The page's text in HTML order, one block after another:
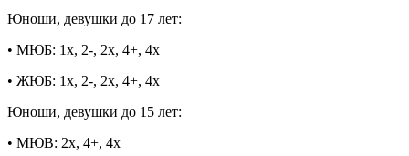
Юноши, девушки до 17 лет:
• МЮБ: 1х, 2-, 2х, 4+, 4х
• ЖЮБ: 1х, 2-, 2х, 4+, 4х
Юноши, девушки до 15 лет:
• МЮВ: 2х, 4+, 4х